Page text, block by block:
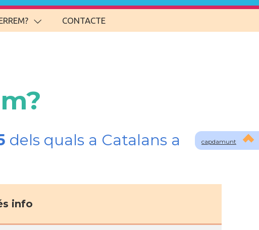
CONTACTE
capdamunt
dels quals a Catalans a
info